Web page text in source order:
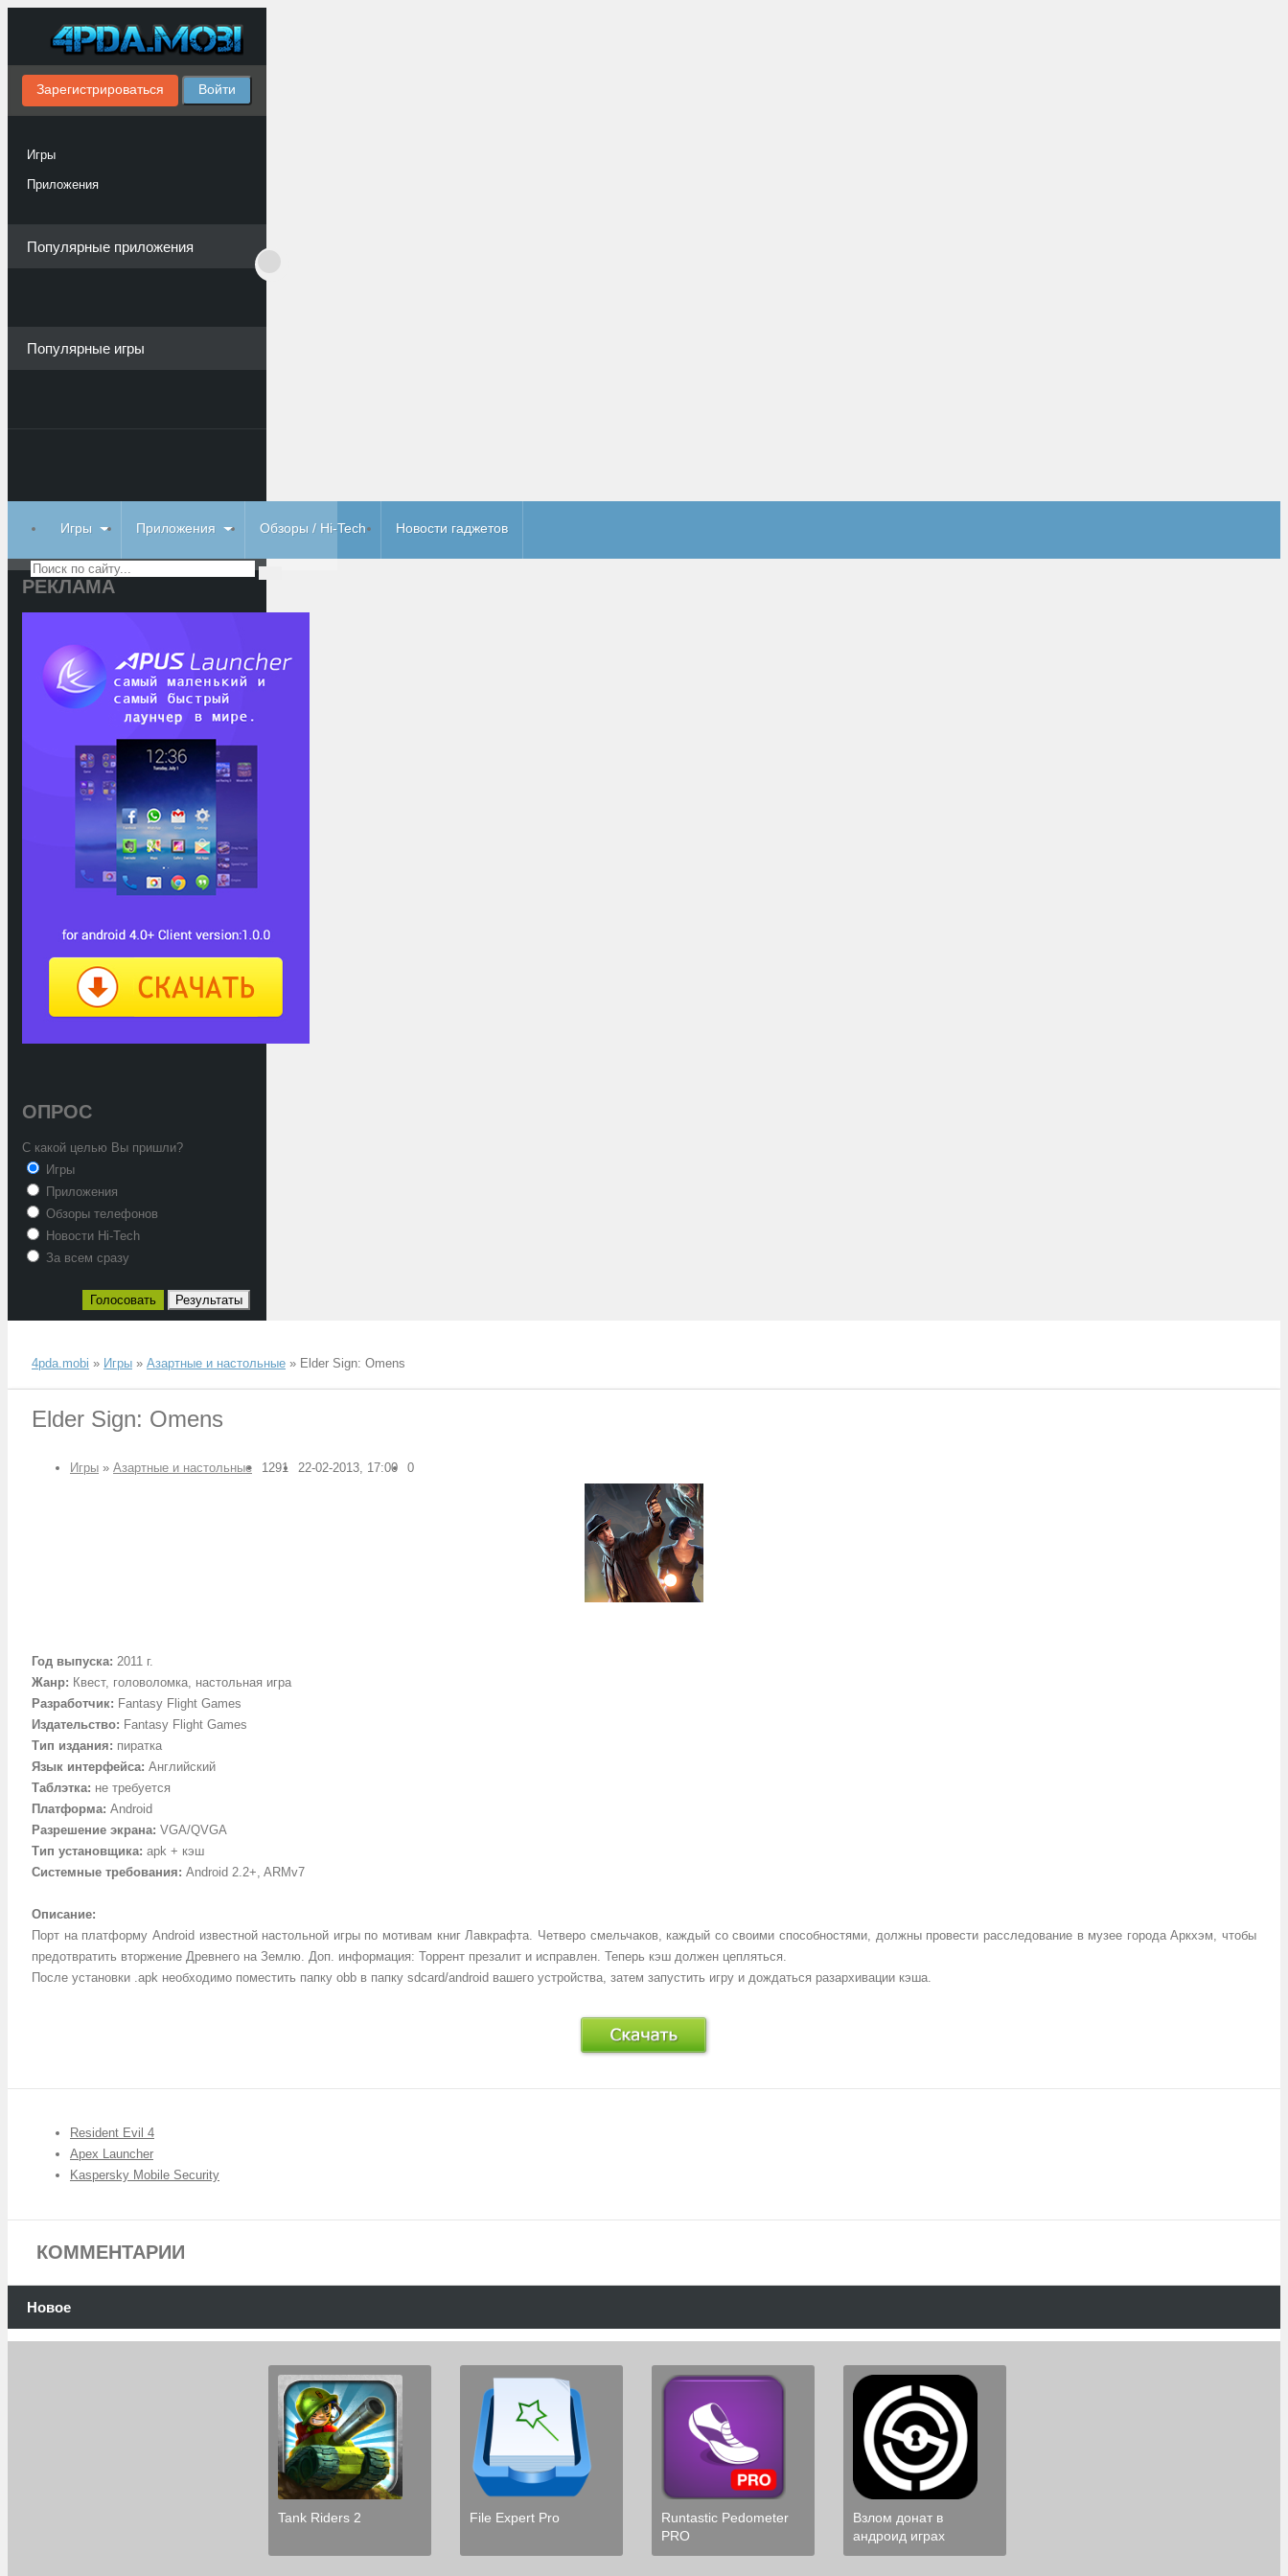
Зарегистрироваться Войти
Игры
Приложения
Популярные приложения
Популярные игры
Игры Приложения Обзоры / Hi-Tech Новости гаджетов
РЕКЛАМА
ОПРОС
С какой целью Вы пришли?
Игры
Приложения
Обзоры телефонов
Новости Hi-Tech
За всем сразу
Голосовать Результаты
4pda.mobi » Игры » Азартные и настольные » Elder Sign: Omens
Elder Sign: Omens
Игры » Азартные и настольные 1291 22-02-2013, 17:00 0
Год выпуска: 2011 г.
Жанр: Квест, головоломка, настольная игра
Разработчик: Fantasy Flight Games
Издательство: Fantasy Flight Games
Тип издания: пиратка
Язык интерфейса: Английский
Таблэтка: не требуется
Платформа: Android
Разрешение экрана: VGA/QVGA
Тип установщика: apk + кэш
Системные требования: Android 2.2+, ARMv7
Описание:
Порт на платформу Android известной настольной игры по мотивам книг Лавкрафта. Четверо смельчаков, каждый со своими способностями, должны провести расследование в музее города Аркхэм, чтобы
предотвратить вторжение Древнего на Землю. Доп. информация: Торрент презалит и исправлен. Теперь кэш должен цепляться.
После установки .apk необходимо поместить папку obb в папку sdcard/android вашего устройства, затем запустить игру и дождаться разархивации кэша.
Resident Evil 4
Apex Launcher
Kaspersky Mobile Security
КОММЕНТАРИИ
Новое
Tank Riders 2 File Expert Pro
Runtastic Pedometer
PRO
Взлом донат в
андроид играх